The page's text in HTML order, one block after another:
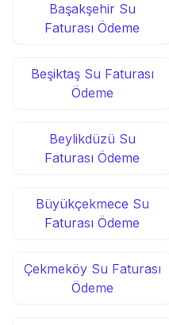
Başakşehir Su
Faturası Ödeme
Beşiktaş Su Faturası
Ödeme
Beylikdüzü Su
Faturası Ödeme
Büyükçekmece Su
Faturası Ödeme
Çekmeköy Su Faturası
Ödeme